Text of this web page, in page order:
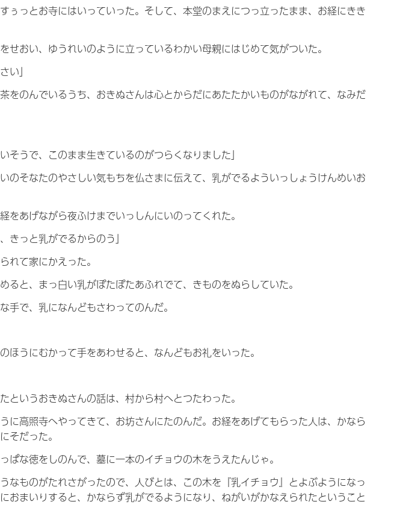
ぅっとお寺にはいっていった。そして、本堂のまえにつっ立ったまま、お経にきき
おい、ゆうれいのように立っているわかい母親にはじめて気がついた。
い」
をのんでいるうち、おきぬさんは心とからだにあたたかいものがながれて、なみだ
うで、このまま生きているのがつらくなりました」
のそなたのやさしい気もちを仏さまに伝えて、乳がでるよういっしょうけんめいお
あげながら夜ふけまでいっしんにいのってくれた。
きっと乳がでるからのう」
れて家にかえった。
と、まっ白い乳がぽたぽたあふれでて、きものをぬらしていた。
で、乳になんどもさわってのんだ。
うにむかって手をあわせると、なんどもお礼をいった。
いうおきぬさんの話は、村から村へとつたわった。
に高照寺へやってきて、お坊さんにたのんだ。お経をあげてもらった人は、かなら
そだった。
な徳をしのんで、墓に一本のイチョウの木をうえたんじゃ。
なものがたれさがったので、人びとは、この木を『乳イチョウ』とよぶようになっ
おまいりすると、かならず乳がでるようになり、ねがいがかなえられたということ